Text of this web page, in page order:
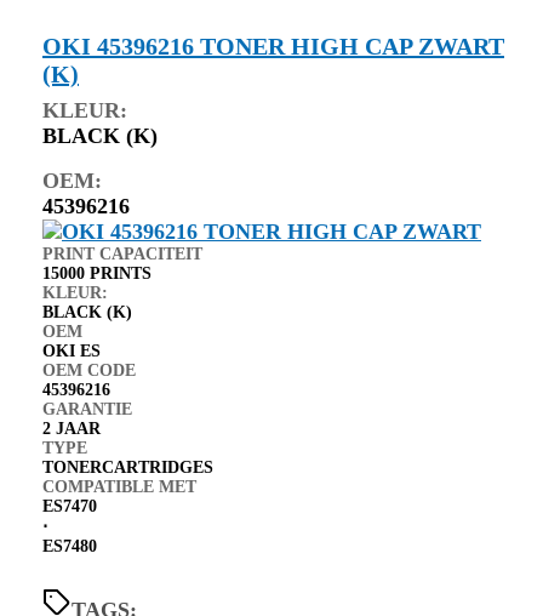
OKI 45396216 TONER HIGH CAP ZWART
(K)
KLEUR:
BLACK (K)
OEM:
45396216
PRINT CAPACITEIT
15000 PRINTS
KLEUR:
BLACK (K)
OEM
OKI ES
OEM CODE
45396216
GARANTIE
2 JAAR
TYPE
TONERCARTRIDGES
COMPATIBLE MET
ES7470
⋅
ES7480
TAGS: